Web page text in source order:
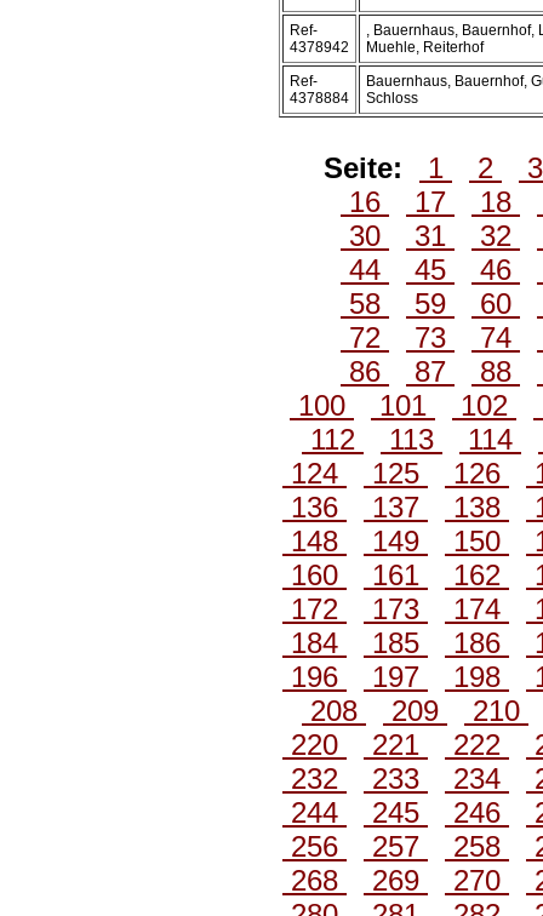
Ref-
4378942
, Bauernhaus, Bauernhof,
Muehle, Reiterhof
Ref-
4378884
Bauernhaus, Bauernhof,
Schloss
Seite: 1 2
16
17 18
30
31 32
44
45 46
58
59 60
72
73 74
86
87 88
100
101 102
112
113 114
124
125 126
136
137 138
148
149 150
160
161 162
172
173 174
184
185 186
196
197 198
208
209
210
220
221 222
232
233 234
244
245 246
256
257 258
268
269 270